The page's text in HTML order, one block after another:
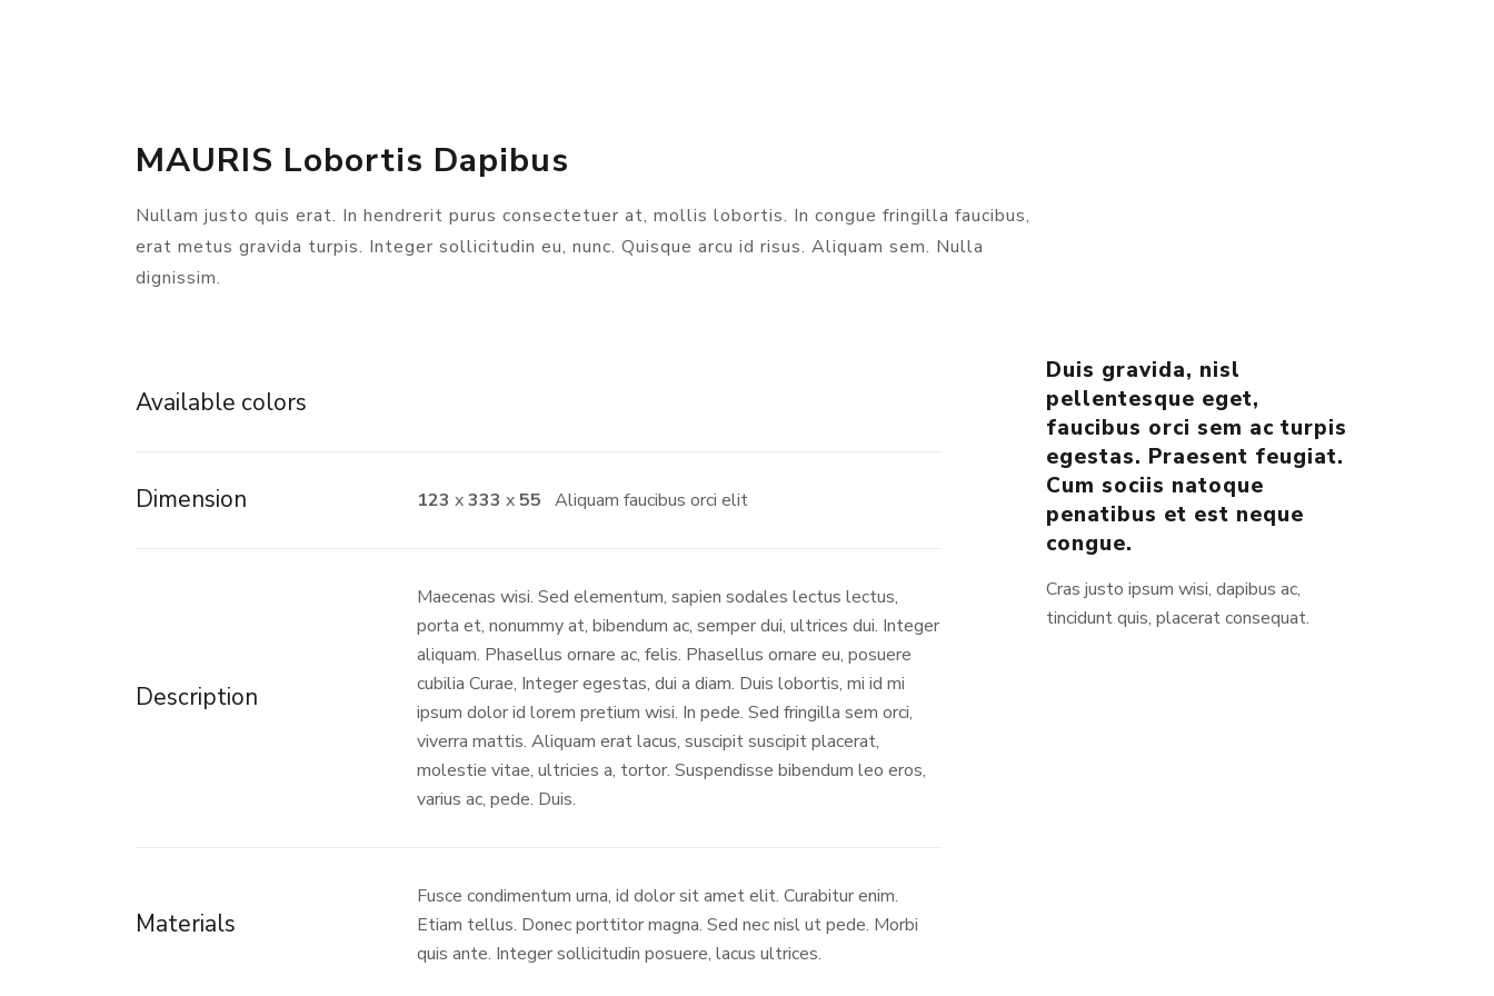
MAURIS Lobortis Dapibus
Nullam justo quis erat. In hendrerit purus consectetuer at, mollis lobortis. In congue fringilla faucibus,
erat metus gravida turpis. Integer sollicitudin eu, nunc. Quisque arcu id risus. Aliquam sem. Nulla
dignissim.
Available colors
Dimension 123 x333 x55 Aliquam faucibus orci elit
Description
Maecenas wisi. Sed elementum, sapien sodales lectus lectus,
porta et, nonummy at, bibendum ac, semper dui, ultrices dui. Integer
aliquam. Phasellus ornare ac, felis. Phasellus ornare eu, posuere
cubilia Curae, Integer egestas, dui a diam. Duis lobortis, mi id mi
ipsum dolor id lorem pretium wisi. In pede. Sed fringilla sem orci,
viverra mattis. Aliquam erat lacus, suscipit suscipit placerat,
molestie vitae, ultricies a, tortor. Suspendisse bibendum leo eros,
varius ac, pede. Duis.
Materials
Fusce condimentum urna, id dolor sit amet elit. Curabitur enim.
Etiam tellus. Donec porttitor magna. Sed nec nisl ut pede. Morbi
quis ante. Integer sollicitudin posuere, lacus ultrices.
Duis gravida, nisl
pellentesque eget,
faucibus orci sem ac turpis
egestas. Praesent feugiat.
Cum sociis natoque
penatibus et est neque
congue.
Cras justo ipsum wisi, dapibus ac,
tincidunt quis, placerat consequat.